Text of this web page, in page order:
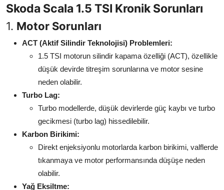
Şanzıman & Aktarma
Dizel Sistemler
Multimedya & Elektronik
Skoda Scala 1.5 TSI Kronik Sorunları
1. Motor Sorunları
ACT (Aktif Silindir Teknolojisi) Problemleri:
1.5 TSI motorun silindir kapama özelliği (ACT), özellikle
düşük devirde titreşim sorunlarına ve motor sesine
neden olabilir.
Turbo Lag:
Turbo modellerde, düşük devirlerde güç kaybı ve turbo
gecikmesi (turbo lag) hissedilebilir.
Karbon Birikimi:
Direkt enjeksiyonlu motorlarda karbon birikimi, valflerde
tıkanmaya ve motor performansında düşüşe neden
olabilir.
Yağ Eksiltme: